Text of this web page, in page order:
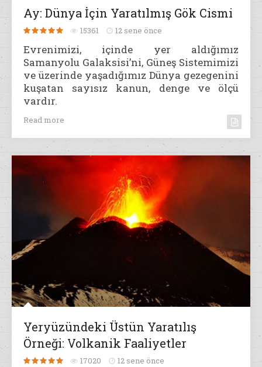
Ay: Dünya İçin Yaratılmış Gök Cismi
15361 12 sene önce
Evrenimizi, içinde yer aldığımız
Samanyolu Galaksisi’ni, Güneş Sistemimizi
ve üzerinde yaşadığımız Dünya gezegenini
kuşatan sayısız kanun, denge ve ölçü
vardır.
Read more
Yeryüzündeki Üstün Yaratılış
Örneği: Volkanik Faaliyetler
17020 12 sene önce